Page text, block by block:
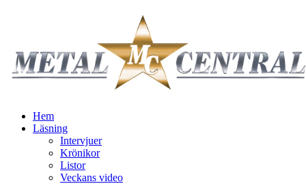
Hem
Läsning
Intervjuer
Krönikor
Listor
Veckans video